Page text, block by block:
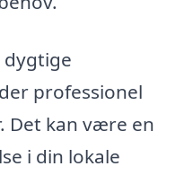
dygtige
professionel
Det kan være en
i din lokale